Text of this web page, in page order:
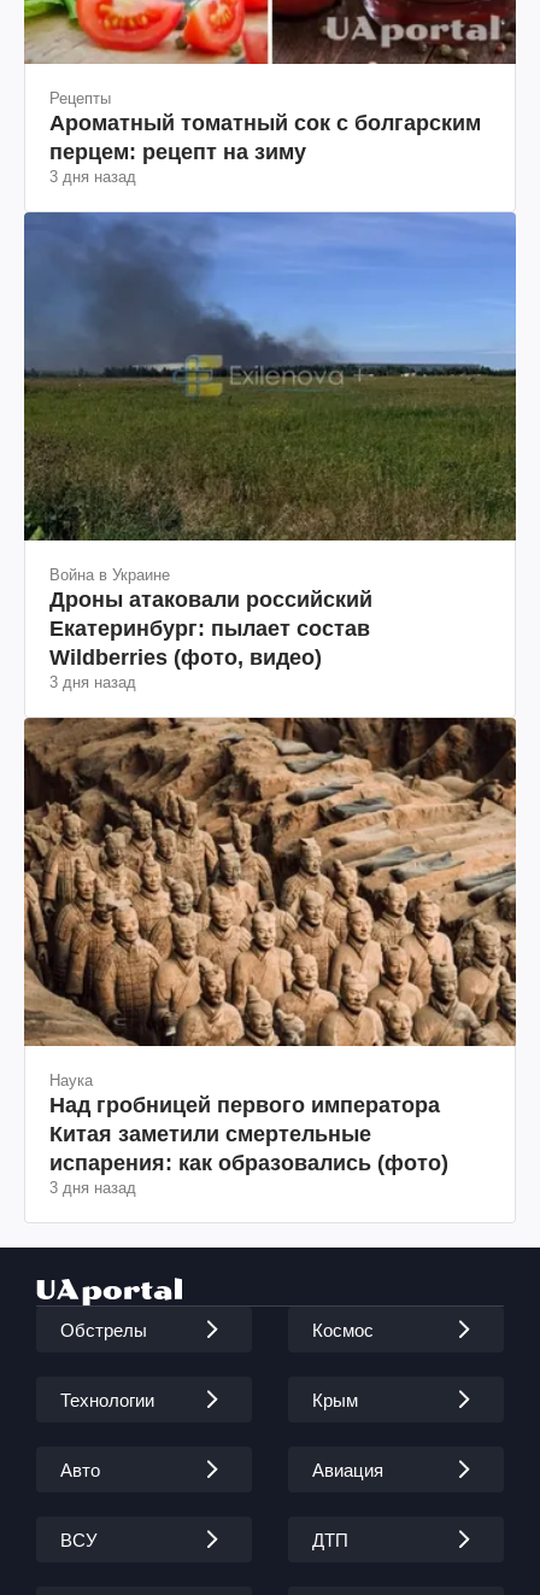
Рецепты
Ароматный томатный сок с болгарским
перцем: рецепт на зиму
3 дня назад
Война в Украине
Дроны атаковали российский
Екатеринбург: пылает состав
Wildberries (фото, видео)
3 дня назад
Наука
Над гробницей первого императора
Китая заметили смертельные
испарения: как образовались (фото)
3 дня назад
Обстрелы Космос
Технологии Крым
Авто Авиация
ВСУ ДТП